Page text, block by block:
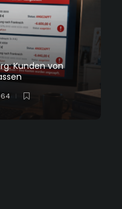
Kunden von